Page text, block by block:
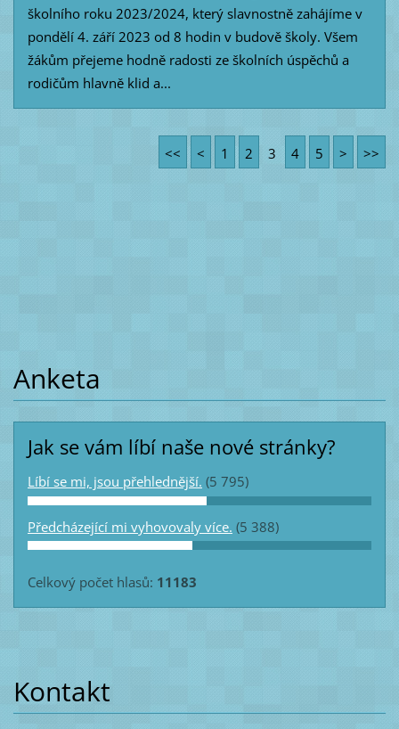
školního roku 2023/2024, který slavnostně zahájíme v
pondělí 4. září 2023 od 8 hodin v budově školy. Všem
žákům přejeme hodně radosti ze školních úspěchů a
rodičům hlavně klid a...
<< < 1 2 3 4 5 > >>
Anketa
Jak se vám líbí naše nové stránky?
Líbí se mi, jsou přehlednější. (5 795)
Předcházející mi vyhovovaly více. (5 388)
Celkový počet hlasů: 11183
Kontakt